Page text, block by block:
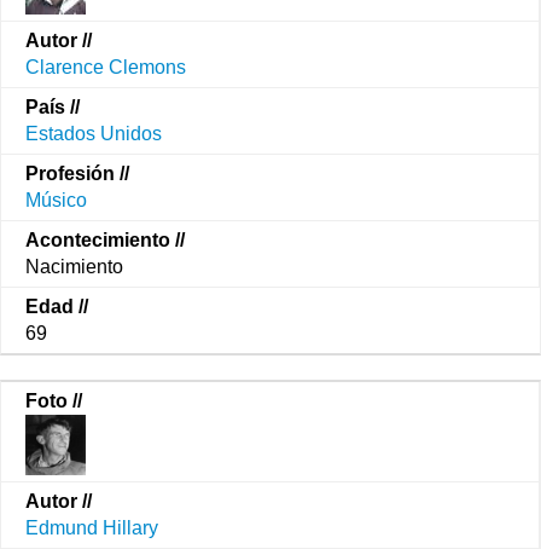
Clarence Clemons
Estados Unidos
Músico
Nacimiento
69
Edmund Hillary